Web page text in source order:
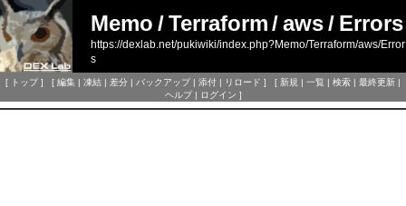
Memo /Terraform/aws/ Errors
https://dexlab.net/pukiwiki/index.php?Memo/Terraform/aws/Error
s
[ トップ] [ 編集 | 凍結 | 差分 | バックアップ| 添付 | リロード ] [ 新規 | 一覧 | 検索 | 最終更新 |
ヘルプ| ログイン ]